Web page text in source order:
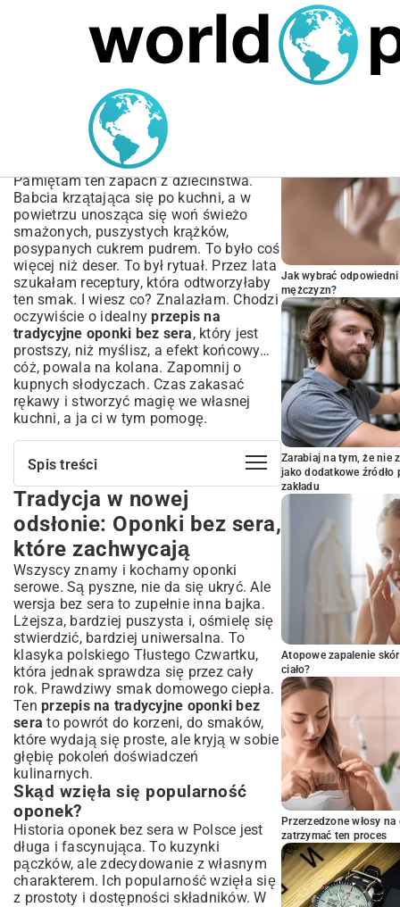
MARIUSZ ŁAMAGA 05.10.2025
Przepis na Tradycyjne
Oponki bez Sera:
Puszyste i Pyszne
Pamiętam ten zapach z dzieciństwa.
Babcia krzątająca się po kuchni, a w
powietrzu unosząca się woń świeżo
smażonych, puszystych krążków,
posypanych cukrem pudrem. To było coś
więcej niż deser. To był rytuał. Przez lata
szukałam receptury, która odtworzyłaby
ten smak. I wiesz co? Znalazłam. Chodzi
oczywiście o idealnyprzepis na
tradycyjne oponki bez sera, który jest
prostszy, niż myślisz, a efekt końcowy…
cóż, powala na kolana. Zapomnij o
kupnych słodyczach. Czas zakasać
rękawy i stworzyć magię we własnej
kuchni, a ja ci w tym pomogę.
Spis treści
Tradycja w nowej odsłonie: Oponki bez
sera, które zachwycają
Skąd wzięła się popularność oponek?
Czym różnią się oponki bez sera od
klasycznych?
Niezbędne składniki na idealne oponki
bez sera
Mąka, cukier i drożdże – podstawa
sukcesu
Sekretne dodatki dla wyjątkowego smaku
Przepis krok po kroku: Jak przygotować
puszyste oponki?
Przygotowanie zaczynu drożdżowego
Wyrabianie ciasta – klucz do sprężystości
Odpoczynek i wyrastanie ciasta
Formowanie i wycinanie oponek
Smażenie na złoty kolor – techniki i
wskazówki
Sekrety mistrza: Porady dla
perfekcyjnych oponek
Najczęstsze błędy i jak ich unikać
Warianty smaków: Cytrynowe, waniliowe,
Tradycja w nowej
odsłonie: Oponki bez sera,
które zachwycają
Wszyscy znamy i kochamy oponki
serowe. Są pyszne, nie da się ukryć. Ale
wersja bez sera to zupełnie inna bajka.
Lżejsza, bardziej puszysta i, ośmielę się
stwierdzić, bardziej uniwersalna. To
klasyka polskiego Tłustego Czwartku,
która jednak sprawdza się przez cały
rok. Prawdziwy smak domowego ciepła.
Ten przepis na tradycyjne oponki bez
sera to powrót do korzeni, do smaków,
które wydają się proste, ale kryją w sobie
głębię pokoleń doświadczeń
kulinarnych.
Skąd wzięła się popularność
oponek?
Historia oponek bez sera w Polsce jest
długa i fascynująca. To kuzynki
pączków, ale zdecydowanie z własnym
charakterem. Ich popularność wzięła się
z prostoty i dostępności składników. W
Jak wybrać
mężczyzn?
Zarabiaj na tym, że nie
jako dodatkowe
zakładu
Atopowe zapalenie
ciało?
Przerzedzone włosy
zatrzymać ten proces